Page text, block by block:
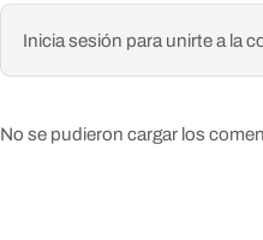
Inicia sesión para unirte a la
No se pudieron cargar los